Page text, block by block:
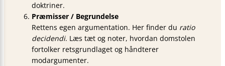
doktriner.
Præmisser / Begrundelse
Rettens egen argumentation. Her finder du ratio
decidendi. Læs tæt og noter, hvordan domstolen
fortolker retsgrundlaget og håndterer
modargumenter.